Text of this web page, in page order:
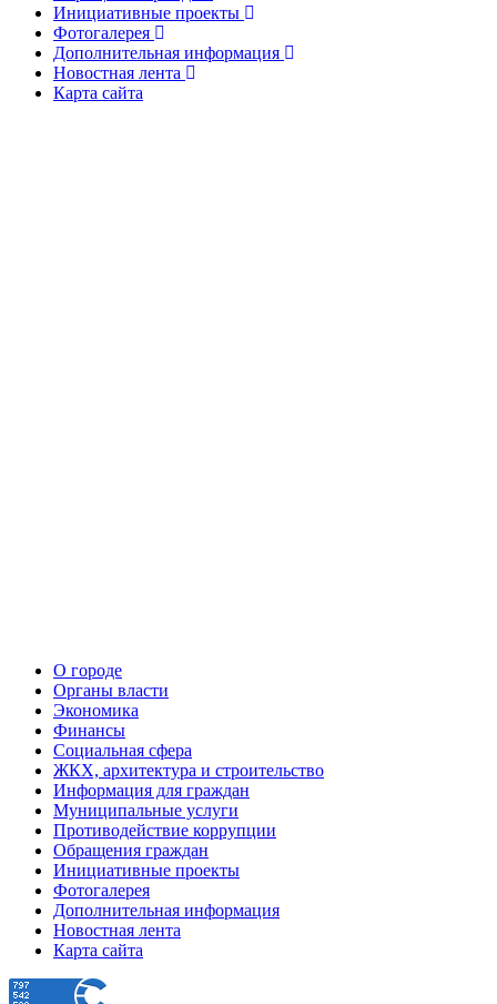
Инициативные проекты
Фотогалерея
Дополнительная информация
Новостная лента
Карта сайта
О городе
Органы власти
Экономика
Финансы
Социальная сфера
ЖКХ, архитектура и строительство
Информация для граждан
Муниципальные услуги
Противодействие коррупции
Обращения граждан
Инициативные проекты
Фотогалерея
Дополнительная информация
Новостная лента
Карта сайта